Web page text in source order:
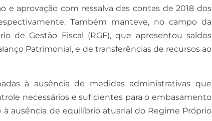
e aprovação com ressalva das contas de 2018 dos
Também manteve, no campo da
de Gestão Fiscal (RGF), que apresentou saldos
Patrimonial, e de transferências de recursos ao
à ausência de medidas administrativas que
necessários e suficientes para o embasamento
ausência de equilíbrio atuarial do Regime Próprio